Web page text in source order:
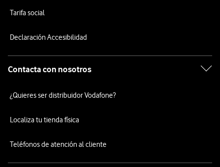
Tarifa social
Declaración Accesibilidad
Contacta con nosotros
¿Quieres ser distribuidor Vodafone?
Localiza tu tienda física
Teléfonos de atención al cliente